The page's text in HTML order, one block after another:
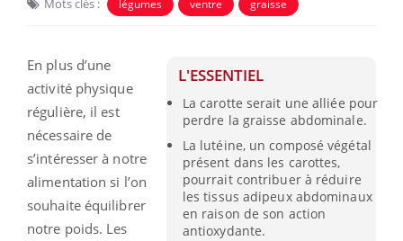
Mots clés : légumes ventre graisse
L'ESSENTIEL
La carotte serait une alliée pour
perdre la graisse abdominale.
La lutéine, un composé végétal
présent dans les carottes,
pourrait contribuer à réduire
les tissus adipeux abdominaux
en raison de son action
antioxydante.
En plus d’une
activité physique
régulière, il est
nécessaire de
s’intéresser à notre
alimentation si l’on
souhaite équilibrer
notre poids. Les